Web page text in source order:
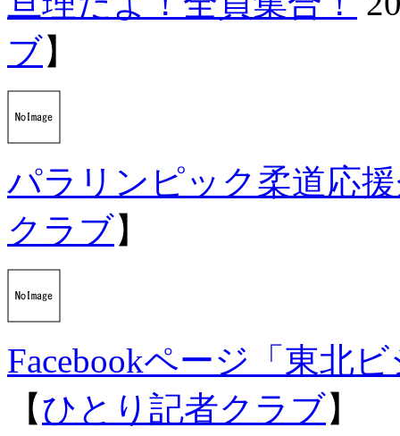
ブ】
パラリンピック柔道応
クラブ】
Facebookページ「東北
【ひとり記者クラブ】